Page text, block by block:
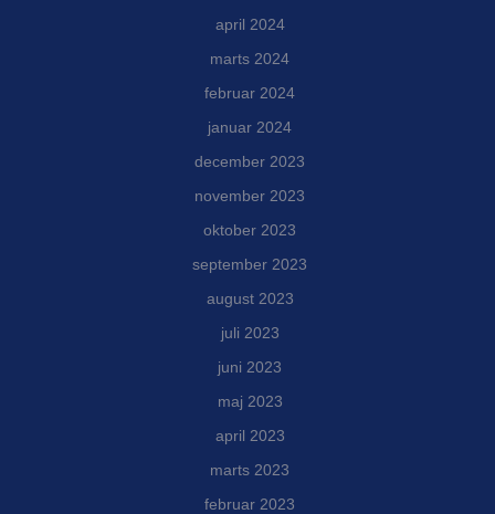
april 2024
marts 2024
februar 2024
januar 2024
december 2023
november 2023
oktober 2023
september 2023
august 2023
juli 2023
juni 2023
maj 2023
april 2023
marts 2023
februar 2023